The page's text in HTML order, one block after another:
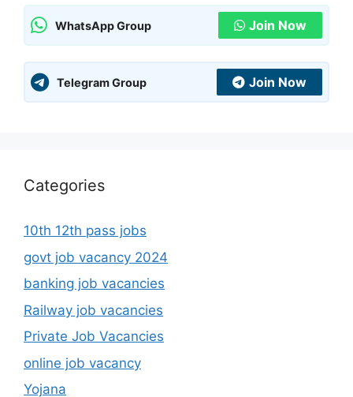
WhatsApp Group Join Now
Telegram Group Join Now
Categories
10th 12th pass jobs
govt job vacancy 2024
banking job vacancies
Railway job vacancies
Private Job Vacancies
online job vacancy
Yojana